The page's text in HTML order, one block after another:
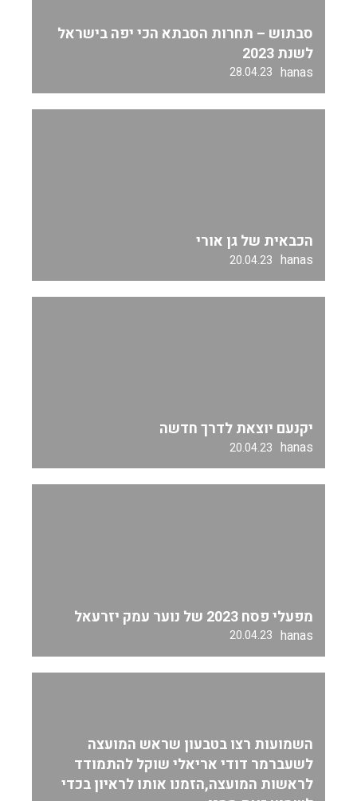
סבתוש – תחרות הסבתא הכי יפה בישראל
לשנת 2023
hanas
28.04.23
הכבאית של גן אורי
hanas
20.04.23
יקנעם יוצאת לדרך חדשה
hanas
20.04.23
מפעלי פסח 2023 של נוער עמק יזרעאל
hanas
20.04.23
השמועות רצו בטבעון שראש המועצה
לשעברמר דודי אריאלי שוקל להתמודד
לראשות המועצה,הזמנו אותו לראיון בכדי